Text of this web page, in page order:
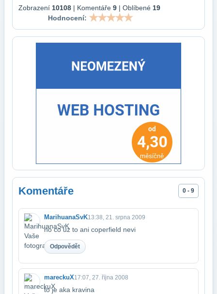
Zobrazení 10108 | Komentáře 9 | Oblíbené 19
Hodnocení:
Komentáře 0 - 9
MarihuanaSvK13:38, 21. srpna 2009
no co uz to ani coperfield nevi
Odpovědět
mareckuX17:07, 27. října 2008
to je aka kravina